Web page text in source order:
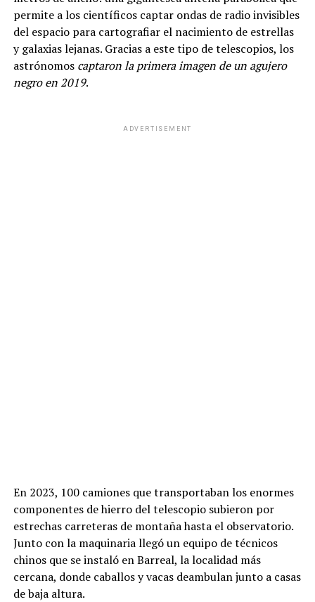
permite a los científicos captar ondas de radio invisibles
del espacio para cartografiar el nacimiento de estrellas
y galaxias lejanas. Gracias a este tipo de telescopios, los
astrónomos captaron la primera imagen de un agujero
negro en 2019.
ADVERTISEMENT
En 2023, 100 camiones que transportaban los enormes
componentes de hierro del telescopio subieron por
estrechas carreteras de montaña hasta el observatorio.
Junto con la maquinaria llegó un equipo de técnicos
chinos que se instaló en Barreal, la localidad más
cercana, donde caballos y vacas deambulan junto a casas
de baja altura.